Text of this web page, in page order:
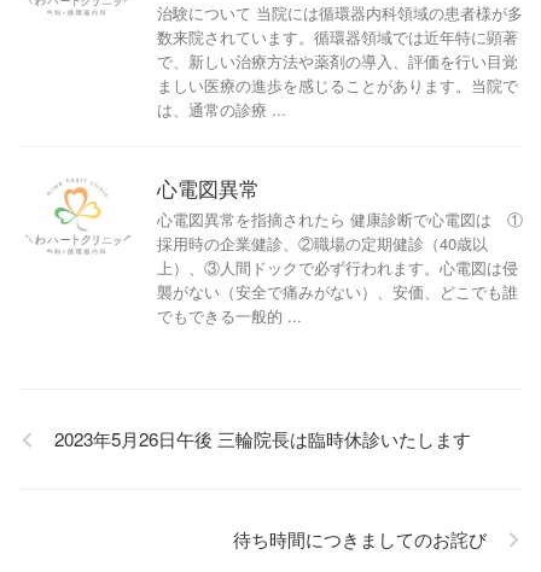
治験について 当院には循環器内科領域の患者様が多
数来院されています。循環器領域では近年特に顕著
で、新しい治療方法や薬剤の導入、評価を行い目覚
ましい医療の進歩を感じることがあります。当院で
は、通常の診療 ...
心電図異常
心電図異常を指摘されたら 健康診断で心電図は ①
採用時の企業健診、②職場の定期健診（40歳以
上）、③人間ドックで必ず行われます。心電図は侵
襲がない（安全で痛みがない）、安価、どこでも誰
でもできる一般的 ...
2023年5月26日午後 三輪院長は臨時休診いたします
待ち時間につきましてのお詫び